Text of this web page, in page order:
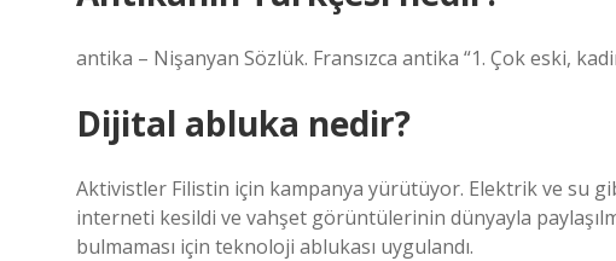
antika – Nişanyan Sözlük. Fransızca antika “1. Çok eski,
Dijital abluka nedir?
Aktivistler Filistin için kampanya yürütüyor. Elektrik ve su
interneti kesildi ve vahşet görüntülerinin dünyayla
bulmaması için teknoloji ablukası uygulandı.